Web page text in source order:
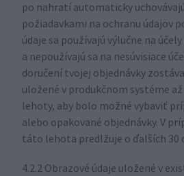
po nahratí automaticky
požiadavkami na ochranu údajov
údaje sa používajú výlučne na
a nepoužívajú sa na nesúvisiace
doručení tvojej objednávky
uložené v produkčnom systéme
lehoty, aby bolo možné vybaviť
alebo opakované objednávky. V
táto lehota predlžuje o ďalších 30
4.2.2 Obrazové údaje uložené v